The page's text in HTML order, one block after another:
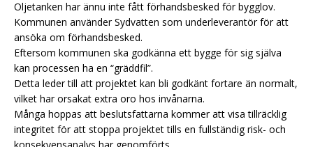
Oljetanken har ännu inte fått förhandsbesked för bygglov.
Kommunen använder Sydvatten som underleverantör för att
ansöka om förhandsbesked.
Eftersom kommunen ska godkänna ett bygge för sig själva
kan processen ha en “gräddfil”.
Detta leder till att projektet kan bli godkänt fortare än normalt,
vilket har orsakat extra oro hos invånarna.
Många hoppas att beslutsfattarna kommer att visa tillräcklig
integritet för att stoppa projektet tills en fullständig risk- och